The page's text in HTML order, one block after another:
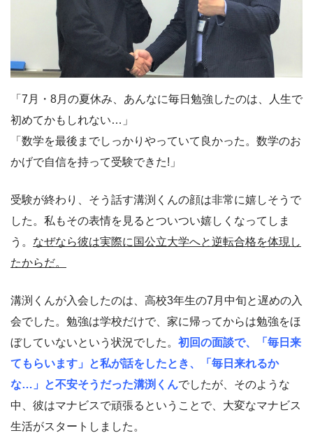
「7月・8月の夏休み、あんなに毎日勉強したのは、人生で
初めてかもしれない…」
「数学を最後までしっかりやっていて良かった。数学のお
かげで自信を持って受験できた!」
受験が終わり、そう話す溝渕くんの顔は非常に嬉しそうで
した。私もその表情を見るとついつい嬉しくなってしま
う。 なぜなら彼は実際に国公立大学へと逆転合格を体現し
たからだ。
溝渕くんが入会したのは、高校3年生の7月中旬と遅めの入
会でした。勉強は学校だけで、家に帰ってからは勉強をほ
ぼしていないという状況でした。 初回の面談で、「毎日来
てもらいます」と私が話をしたとき、「毎日来れるか
な…」と不安そうだった溝渕くんでしたが、そのような
中、彼はマナビスで頑張るということで、大変なマナビス
生活がスタートしました。